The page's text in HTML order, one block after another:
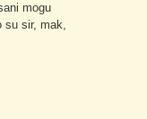
mogu
su sir, mak,